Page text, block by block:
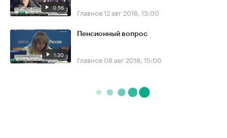
0:56 Главное12 авг 2018, 13:00
1:30
Пенсионный вопрос
Главное 08 авг 2018, 15:00